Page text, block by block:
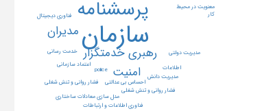
سازمان
پرسشنامه
رهبری خدمتگزار
امنیت
مدیران
police
احساس بي عدالتي
اعتماد سازمانی
خدمت رسانی
فشار روانی و تنش شغلی
فناوری دیجیتال
مدل سازی معادلات ساختاری
مدیریت دانش
اطلاعات
فشار روانی و تنش شغلی
فناوری اطلاعات و ارتباطات
مدیریت دولتی
معنویت در محیط
کار